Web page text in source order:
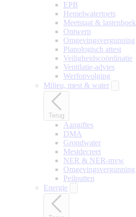
EPB
Hemelwatertoets
Meetstaat & lastenboek
Ontwerp
Omgevingsvergunning
Planologisch attest
Veiligheidscoördinatie
Ventilatie-advies
Werfopvolging
Milieu, mest & water
Terug
Aangiftes
DMA
Grondwater
Mestdecreet
NER & NER-mvw
Omgevingsvergunning
Peilputten
Energie